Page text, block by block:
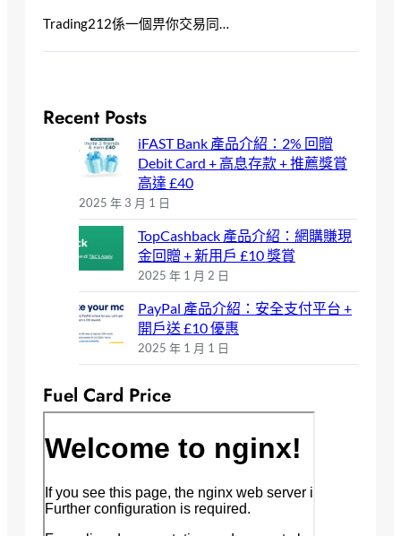
Trading212係一個畀你交易同…
Recent Posts
iFAST Bank 產品介紹：2% 回贈
Debit Card + 高息存款 + 推薦獎賞
高達 £40
2025 年 3 月 1 日
TopCashback 產品介紹：網購賺現
金回贈 + 新用戶 £10 獎賞
2025 年 1 月 2 日
PayPal 產品介紹：安全支付平台 +
開戶送 £10 優惠
2025 年 1 月 1 日
Fuel Card Price